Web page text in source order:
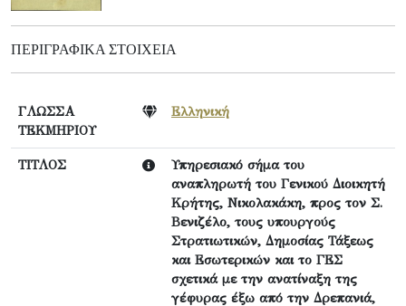
ΠΕΡΙΓΡΑΦΙΚΆ ΣΤΟΙΧΕΊΑ
ΓΛΩΣΣΑ
ΤΕΚΜΗΡΙΟΥ
Ελληνική
ΤΙΤΛΟΣ
Υπηρεσιακό σήμα του
αναπληρωτή του Γενικού Διοικητή
Κρήτης, Νικολακάκη, προς τον Σ.
Βενιζέλο, τους υπουργούς
Στρατιωτικών, Δημοσίας Τάξεως
και Εσωτερικών και το ΓΕΣ
σχετικά με την ανατίναξη της
γέφυρας έξω από την Δρεπανιά,